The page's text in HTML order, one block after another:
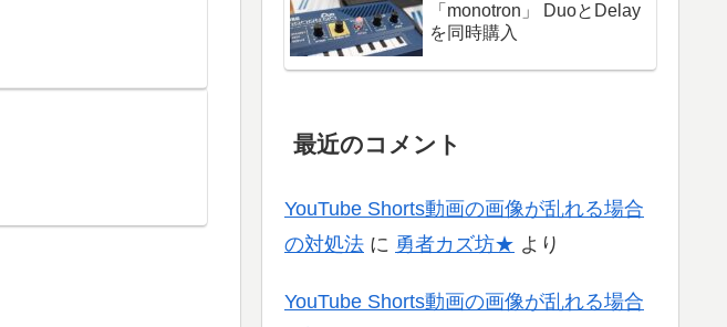
「monotron」 DuoとDelay
を同時購入
最近のコメント
YouTube Shorts動画の画像が乱れる場合
の対処法 に 勇者カズ坊★ より
YouTube Shorts動画の画像が乱れる場合